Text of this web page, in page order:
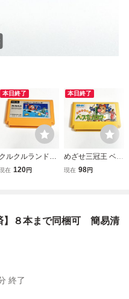
本日終了
クルクルランド
動作確認済】８
在 120円
本日終了
めざせ三冠王 ベー
スボールスター
現在 98円
】８本まで同梱可 簡易清
終了